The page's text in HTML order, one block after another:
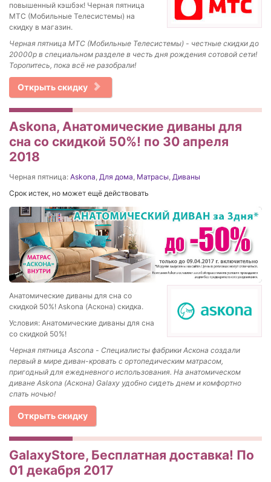
повышенный кэшбэк! Черная пятница
МТС (Мобильные Телесистемы) на
скидку в магазин.
Черная пятница МТС (Мобильные Телесистемы) - честные скидки до
20000р в специальном разделе в честь дня рождения сотовой сети!
Торопитесь, пока всё не разобрали!
Открыть скидку
Askona, Анатомические диваны для
сна со скидкой 50%! по 30 апреля
2018
Черная пятница: Askona, Для дома, Матрасы, Диваны
Срок истек, но может ещё действовать
Анатомические диваны для сна со
скидкой 50%! Askona (Аскона) скидка.
Условия: Анатомические диваны для сна
со скидкой 50%!
Черная пятница Ascona - Специалисты фабрики Аскона создали
первый в мире диван-кровать с ортопедическим матрасом,
пригодный для ежедневного использования. На анатомическом
диване Askona (Аскона) Galaxy удобно сидеть днем и комфортно
спать ночью!
Открыть скидку
GalaxyStore, Бесплатная доставка! По
01 декабря 2017